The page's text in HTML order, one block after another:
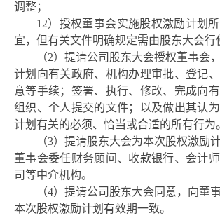
调整；
12）授权董事会实施股权激励计划
宜，但有关文件明确规定需由股东大会行
（2）提请公司股东大会授权董事会
计划 向有关政府、机构办理审批、登记
意等手续；签署、执行、修改、完成向有
组织、个人提交的文件；以及做出其认
计划 有关的必须、恰当或合适的所有行为
（3）提请股东大会为本次股权激励
董事会委任财务顾问、收款银行、会计
司等中介机构。
（4）提请公司股东大会同意，向董
本次股权激励计划 有效期一致。